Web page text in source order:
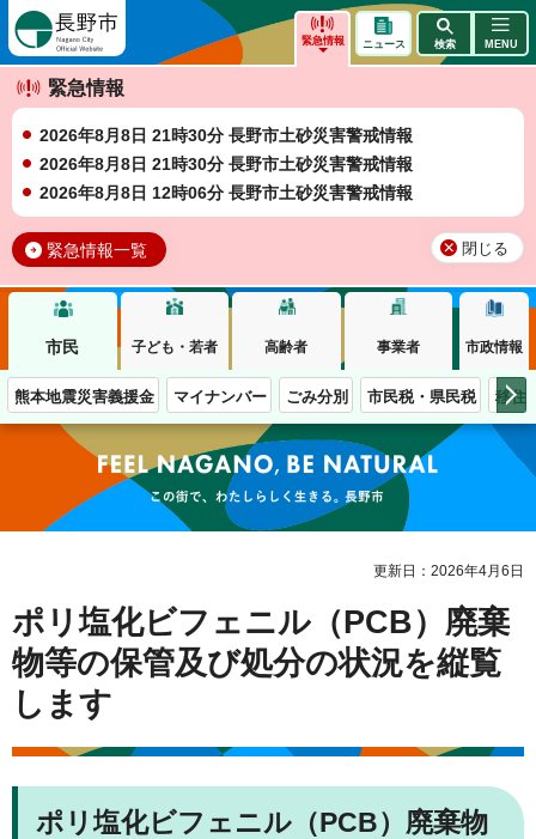
緊急情報
緊急情報
2026年8月8日 21時30分 長野市土砂災害警戒情報
2026年8月8日 21時30分 長野市土砂災害警戒情報
2026年8月8日 12時06分 長野市土砂災害警戒情報
緊急情報一覧 閉じる
ニュース 検索 MENU
市民 子ども・若者 高齢者 事業者 市政情報
熊本地震災害義援金 マイナンバー ごみ分別 市民税・県民税 移住
この街で、わたしらしく生きる。長野市
更新日：2026年4月6日
ポリ塩化ビフェニル（PCB）廃棄
物等の保管及び処分の状況を縦覧
します
ポリ塩化ビフェニル（PCB）廃棄物